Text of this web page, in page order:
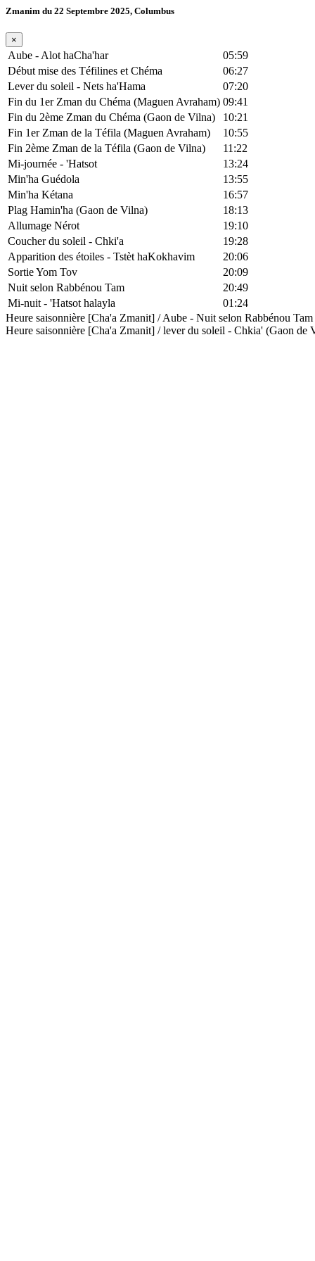
Zmanim du 22 Septembre 2025, Columbus
×
Aube - Alot haCha'har
05:59
Début mise des Téfilines et Chéma
06:27
Lever du soleil - Nets ha'Hama
07:20
Fin du 1er Zman du Chéma (Maguen Avraham) 09:41
Fin du 2ème Zman du Chéma (Gaon de Vilna)
10:21
Fin 1er Zman de la Téfila (Maguen Avraham)
10:55
Fin 2ème Zman de la Téfila (Gaon de Vilna)
11:22
Mi-journée - 'Hatsot
13:24
Min'ha Guédola
13:55
Min'ha Kétana
16:57
Plag Hamin'ha (Gaon de Vilna)
18:13
Allumage Nérot
19:10
Coucher du soleil - Chki'a
19:28
Apparition des étoiles - Tstèt haKokhavim
20:06
Sortie Yom Tov
20:09
Nuit selon Rabbénou Tam
20:49
Mi-nuit - 'Hatsot halayla
01:24
Heure saisonnière [Cha'a Zmanit] / Aube - Nuit selon Rabbénou
Heure saisonnière [Cha'a Zmanit] / lever du soleil - Chkia' (Gaon de